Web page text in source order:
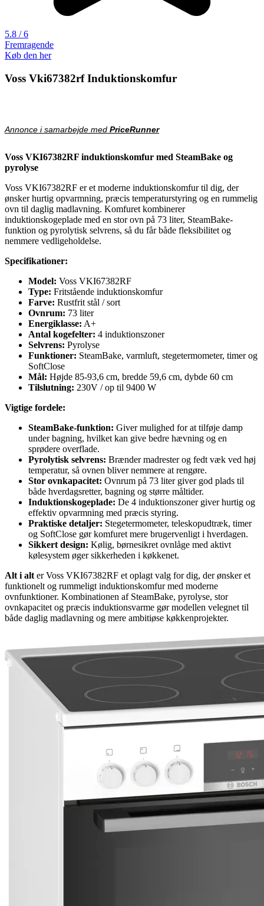
5.8 / 6
Fremragende
Køb den her
Voss Vki67382rf Induktionskomfur
Annonce i samarbejde med PriceRunner
Voss VKI67382RF induktionskomfur med SteamBake og
pyrolyse
Voss VKI67382RF er et moderne induktionskomfur til dig, der
ønsker hurtig opvarmning, præcis temperaturstyring og en rummelig
ovn til daglig madlavning. Komfuret kombinerer
induktionskogeplade med en stor ovn på 73 liter, SteamBake-
funktion og pyrolytisk selvrens, så du får både fleksibilitet og
nemmere vedligeholdelse.
Specifikationer:
Model: Voss VKI67382RF
Type: Fritstående induktionskomfur
Farve: Rustfrit stål / sort
Ovnrum: 73 liter
Energiklasse: A+
Antal kogefelter: 4 induktionszoner
Selvrens: Pyrolyse
Funktioner: SteamBake, varmluft, stegetermometer, timer og
SoftClose
Mål: Højde 85-93,6 cm, bredde 59,6 cm, dybde 60 cm
Tilslutning: 230V / op til 9400 W
Vigtige fordele:
SteamBake-funktion: Giver mulighed for at tilføje damp
under bagning, hvilket kan give bedre hævning og en
sprødere overflade.
Pyrolytisk selvrens: Brænder madrester og fedt væk ved høj
temperatur, så ovnen bliver nemmere at rengøre.
Stor ovnkapacitet: Ovnrum på 73 liter giver god plads til
både hverdagsretter, bagning og større måltider.
Induktionskogeplade: De 4 induktionszoner giver hurtig og
effektiv opvarmning med præcis styring.
Praktiske detaljer: Stegetermometer, teleskopudtræk, timer
og SoftClose gør komfuret mere brugervenligt i hverdagen.
Sikkert design: Kølig, børnesikret ovnlåge med aktivt
kølesystem øger sikkerheden i køkkenet.
Alt i alt er Voss VKI67382RF et oplagt valg for dig, der ønsker et
funktionelt og rummeligt induktionskomfur med moderne
ovnfunktioner. Kombinationen af SteamBake, pyrolyse, stor
ovnkapacitet og præcis induktionsvarme gør modellen velegnet til
både daglig madlavning og mere ambitiøse køkkenprojekter.